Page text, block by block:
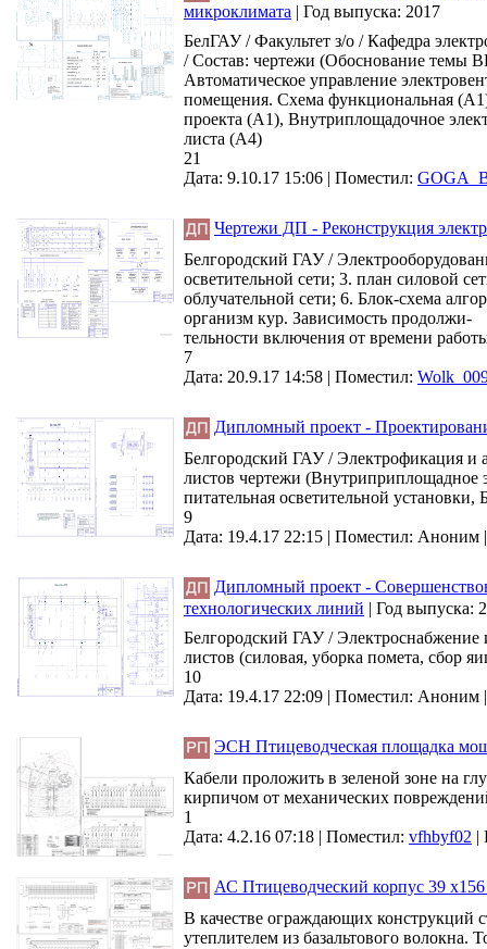
микроклимата | Год выпуска: 2017
БелГАУ / Факультет з/о / Кафедра
/ Состав: чертежи (Обоснование темы
Автоматическое управление
помещения. Схема функциональная
проекта (А1), Внутриплощадочное
листа (А4)
21
Дата: 9.10.17 15:06 | Поместил:
Чертежи ДП - Реконструкция
Белгородский ГАУ /
осветительной сети; 3. план силовой
облучательной сети; 6. Блок-схема
организм кур. Зависимость продолжи-
тельности включения от времени
7
Дата: 20.9.17 14:58 | Поместил:
Дипломный проект -
Белгородский ГАУ / Электрофикация и
листов чертежи (Внутриприплощадное
питательная осветительной
9
Дата: 19.4.17 22:15 | Поместил: Аноним
Дипломный проект -
технологических линий | Год выпуска:
Белгородский ГАУ /
листов (силовая, уборка помета, сбор
10
Дата: 19.4.17 22:09 | Поместил: Аноним
ЭСН Птицеводческая площадка
Кабели проложить в зеленой зоне на
кирпичом от механических
1
Дата: 4.2.16 07:18 | Поместил: vfhbyf02 |
АС Птицеводческий корпус 39
В качестве ограждающих конструкций
утеплителем из базальтового волокна.